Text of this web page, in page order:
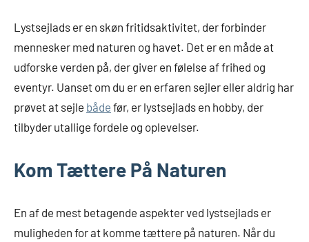
Lystsejlads er en skøn fritidsaktivitet, der forbinder
mennesker med naturen og havet. Det er en måde at
udforske verden på, der giver en følelse af frihed og
eventyr. Uanset om du er en erfaren sejler eller aldrig har
prøvet at sejle både før, er lystsejlads en hobby, der
tilbyder utallige fordele og oplevelser.
Kom Tættere På Naturen
En af de mest betagende aspekter ved lystsejlads er
muligheden for at komme tættere på naturen. Når du